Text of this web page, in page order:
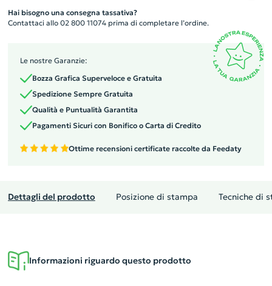
Hai bisogno una consegna tassativa?
Contattaci allo 02 800 11074 prima di completare l’ordine.
Le nostre Garanzie:
Bozza Grafica Superveloce e Gratuita
Spedizione Sempre Gratuita
Qualità e Puntualità Garantita
Pagamenti Sicuri con Bonifico o Carta di Credito
Ottime recensioni certificate raccolte da Feedaty
Dettagli del prodotto Posizione di stampa Tecniche di
Informazioni riguardo questo prodotto